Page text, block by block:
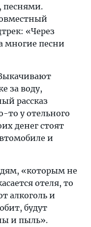
песнями.
«Через
многие песни
за воду,
рассказ
то у отельного
денег стоят
и
«которым не
отеля, то
алкоголь и
будут
и пыль».